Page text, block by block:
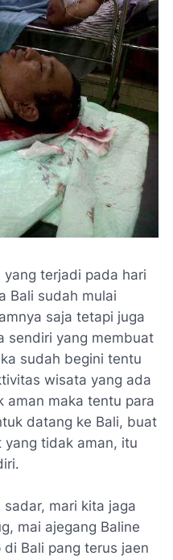
terjadi pada hari
Bali sudah mulai
saja tetapi juga
sendiri yang membuat
sudah begini tentu
wisata yang ada
aman maka tentu para
datang ke Bali, buat
tidak aman, itu
mari kita jaga
mai ajegang Baline
Bali pang terus jaen